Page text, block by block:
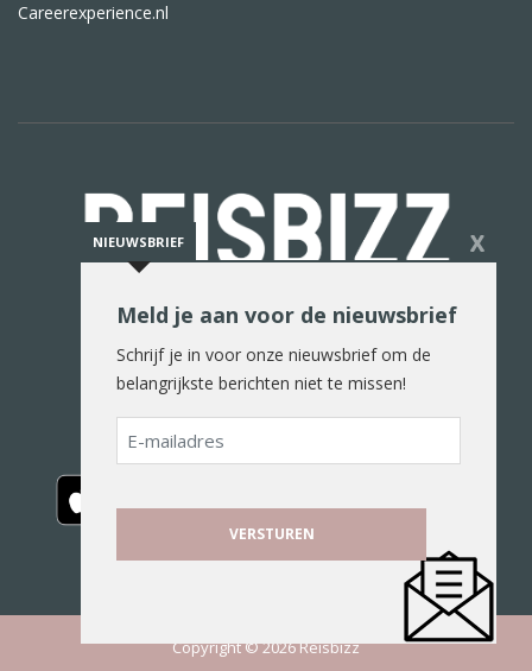
Careerexperience.nl
De reiswereld in woord en beeld
Copyright © 2026 Reisbizz
NIEUWSBRIEF X
Meld je aan voor de nieuwsbrief
Schrijf je in voor onze nieuwsbrief om de
belangrijkste berichten niet te missen!
E-
mailadres